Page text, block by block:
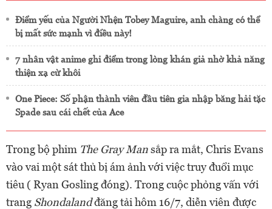
Điểm yếu của Người Nhện Tobey Maguire, anh chàng có thể
bị mất sức mạnh vì điều này!
7 nhân vật anime ghi điểm trong lòng khán giả nhờ khả năng
thiện xạ cừ khôi
One Piece: Số phận thành viên đầu tiên gia nhập băng hải tặc
Spade sau cái chết của Ace
Trong bộ phim The Gray Mansắp ra mắt, Chris Evans
vào vai một sát thủ bị ám ảnh với việc truy đuổi mục
tiêu ( Ryan Gosling đóng). Trong cuộc phỏng vấn với
trang Shondalandđăng tải hôm 16/7, diễn viên được